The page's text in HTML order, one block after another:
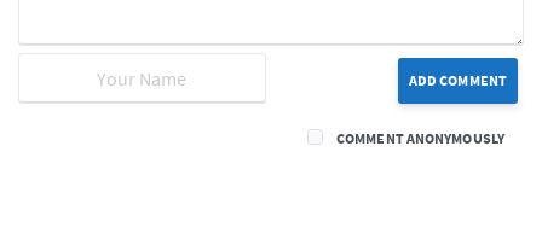
ADD COMMENT
COMMENT ANONYMOUSLY